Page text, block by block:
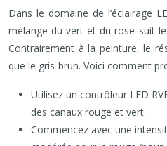
Dans le domaine de l’éclairage
mélange du vert et du rose suit
Contrairement à la peinture, le
que le gris-brun. Voici comment
Utilisez un contrôleur LED
des canaux rouge et vert.
Commencez avec une